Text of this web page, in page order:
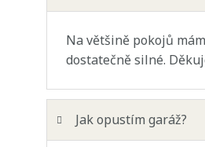
Na většině pokojů
dostatečně silné.
Jak opustím garáž?